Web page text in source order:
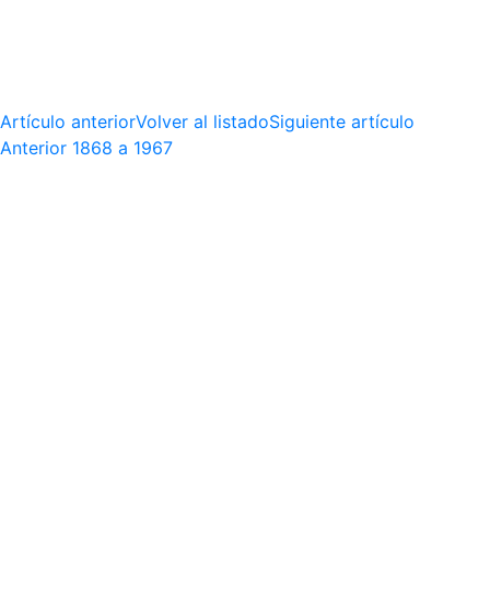
Artículo anteriorVolver al listadoSiguiente artículo
Anterior 1868 a 1967